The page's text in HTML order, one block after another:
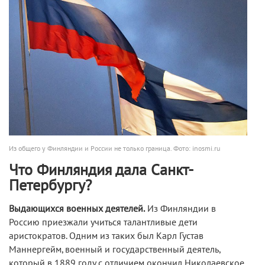
Из общего у Финляндии и России не только граница. Фото: inosmi.ru
Что Финляндия дала Санкт-
Петербургу?
Выдающихся военных деятелей.Из Финляндии в
Россию приезжали учиться талантливые дети
аристократов. Одним из таких был Карл Густав
Маннергейм, военный и государственный деятель,